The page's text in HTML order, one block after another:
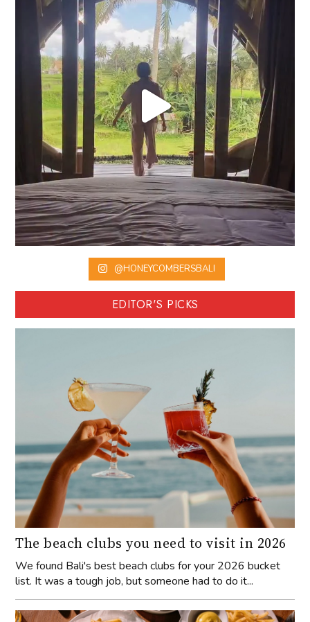
@HONEYCOMBERSBALI
EDITOR'S PICKS
The beach clubs you need to visit in 2026
We found Bali's best beach clubs for your 2026 bucket
list. It was a tough job, but someone had to do it...